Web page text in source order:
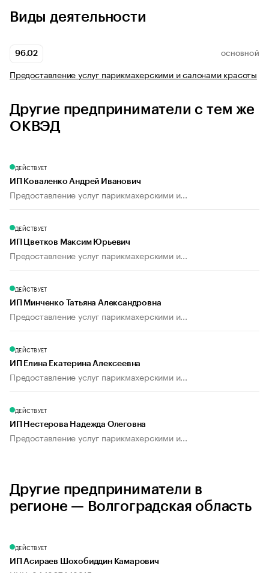
Виды деятельности
96.02 ОСНОВНОЙ
Предоставление услуг парикмахерскими и салонами красоты
Другие предприниматели с тем же
ОКВЭД
ДЕЙСТВУЕТ
ИП Коваленко Андрей Иванович
Предоставление услуг парикмахерскими и...
ДЕЙСТВУЕТ
ИП Цветков Максим Юрьевич
Предоставление услуг парикмахерскими и...
ДЕЙСТВУЕТ
ИП Минченко Татьяна Александровна
Предоставление услуг парикмахерскими и...
ДЕЙСТВУЕТ
ИП Елина Екатерина Алексеевна
Предоставление услуг парикмахерскими и...
ДЕЙСТВУЕТ
ИП Нестерова Надежда Олеговна
Предоставление услуг парикмахерскими и...
Другие предприниматели в
регионе — Волгоградская область
ДЕЙСТВУЕТ
ИП Асираев Шохобиддин Камарович